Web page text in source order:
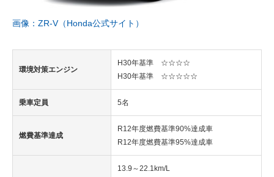
画像：ZR-V（Honda公式サイト）
環境対策エンジン
H30年基準 ☆☆☆☆
H30年基準 ☆☆☆☆☆
乗車定員 5名
燃費基準達成
R12年度燃費基準90%達成車
R12年度燃費基準95%達成車
13.9～22.1km/L